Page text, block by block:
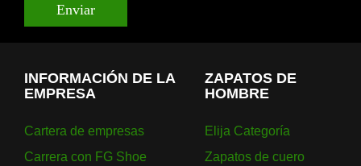
Enviar
INFORMACIÓN DE LA
EMPRESA
Cartera de empresas
Carrera con FG Shoe
ZAPATOS DE
HOMBRE
Elija Categoría
Zapatos de cuero